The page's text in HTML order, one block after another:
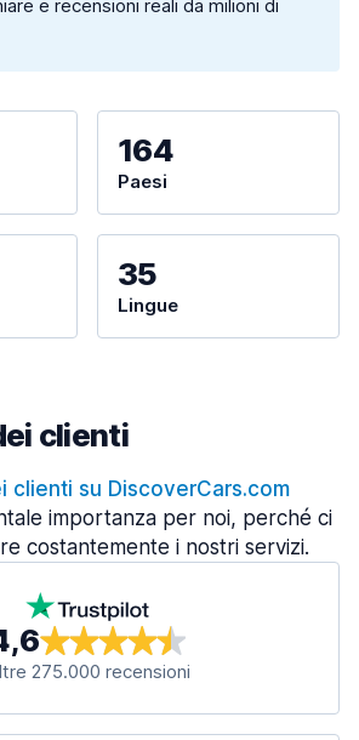
e recensioni reali da milioni di
164
Paesi
35
Lingue
clienti
clienti su DiscoverCars.com
importanza per noi, perché ci
costantemente i nostri servizi.
275.000 recensioni